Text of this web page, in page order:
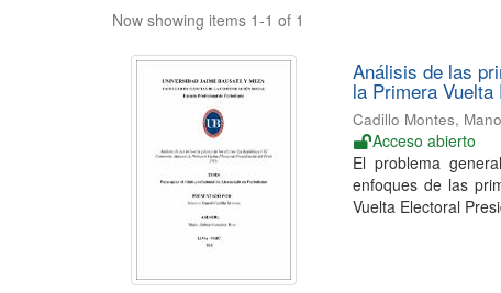
Now showing items 1-1 of 1
Análisis de las
la Primera
Cadillo Montes,
Acceso abierto
El problema
enfoques de las
Vuelta Electoral